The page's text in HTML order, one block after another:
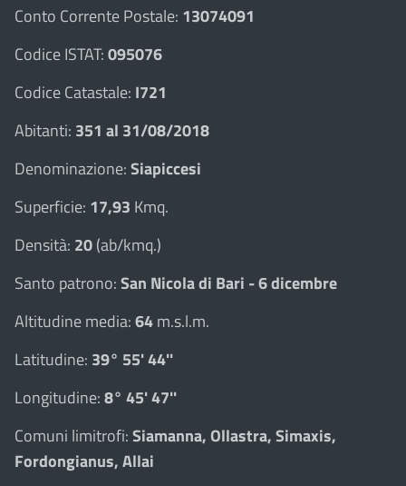
Conto Corrente Postale: 13074091
Codice ISTAT:095076
Codice Catastale: I721
Abitanti: 351 al 31/08/2018
Denominazione:Siapiccesi
Superficie: 17,93 Kmq.
Densità: 20(ab/kmq.)
Santo patrono:San Nicola di Bari - 6 dicembre
Altitudine media:64m.s.l.m.
Latitudine: 39° 55' 44''
Longitudine:8° 45' 47''
Comuni limitrofi:Siamanna, Ollastra, Simaxis,
Fordongianus, Allai